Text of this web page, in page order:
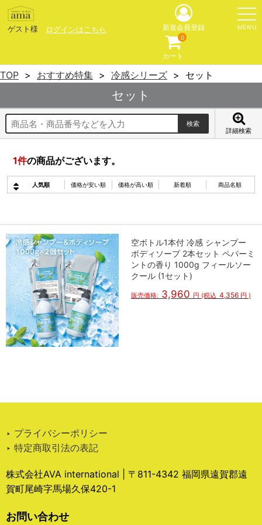
ゲスト様 ログインはこちら MENU
新規会員登録
カート
0
TOP おすすめ特集 冷感シリーズ セット
セット
詳細検索
1件の商品がございます。
人気順 価格が安い順 価格が高い順 新着順 商品名順
空ボトル1本付 冷感 シャンプー
ボディソープ 2本セット ペパーミ
ントの香り 1000g フィールソー
クール (1セット)
販売価格: 3,960 円 (税込 4,356 円 )
‣ プライバシーポリシー
‣ 特定商取引法の表記
株式会社AVA international | 〒811-4342 福岡県遠賀郡遠
賀町尾崎字馬場久保420-1
お問い合わせ